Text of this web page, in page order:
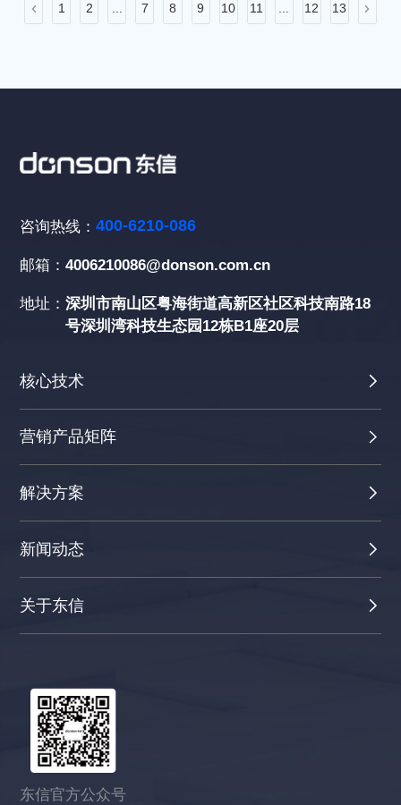
1 2 7 8 9 10 11 12 13
咨询热线：400-6210-086
邮箱：4006210086@donson.com.cn
地址：深圳市南山区粤海街道高新区社区科技南路18
号深圳湾科技生态园12栋B1座20层
核心技术
营销产品矩阵
解决方案
新闻动态
关于东信
东信官方公众号